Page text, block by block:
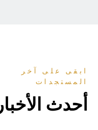
ابقى على آخر
المستجدات
أحدث الأخبار